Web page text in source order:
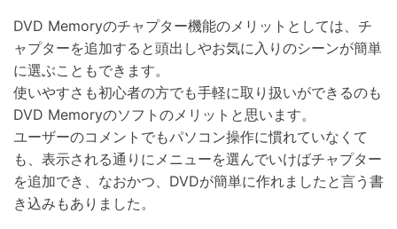
DVD Memoryのチャプター機能のメリットとしては、チ
ャプターを追加すると頭出しやお気に入りのシーンが簡単
に選ぶこともできます。
使いやすさも初心者の方でも手軽に取り扱いができるのも
DVD Memoryのソフトのメリットと思います。
ユーザーのコメントでもパソコン操作に慣れていなくて
も、表示される通りにメニューを選んでいけばチャプター
を追加でき、なおかつ、DVDが簡単に作れましたと言う書
き込みもありました。